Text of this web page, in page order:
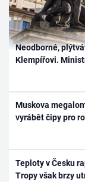
Neodborné,
Klempířovi.
Muskova
vyrábět čipy pro
Teploty v Česku
Tropy však brzy